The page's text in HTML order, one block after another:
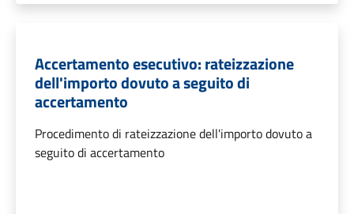
Accertamento esecutivo: rateizzazione
dell'importo dovuto a seguito di
accertamento
Procedimento di rateizzazione dell'importo dovuto a
seguito di accertamento